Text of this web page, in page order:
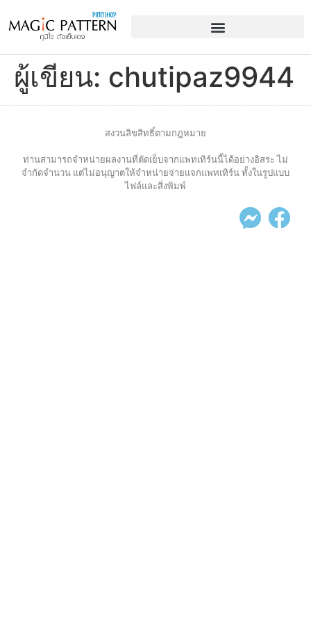
ผู้เขียน: chutipaz9944
สงวนลิขสิทธิ์ตามกฎหมาย
ท่านสามารถจำหน่ายผลงานที่ตัดเย็บจากแพทเทิร์นนี้ได้อย่างอิสระ ไม่
จำกัดจำนวน แต่ไม่อนุญาตให้จำหน่ายจ่ายแจกแพทเทิร์น ทั้งในรูปแบบ
ไฟล์และสิ่งพิมพ์